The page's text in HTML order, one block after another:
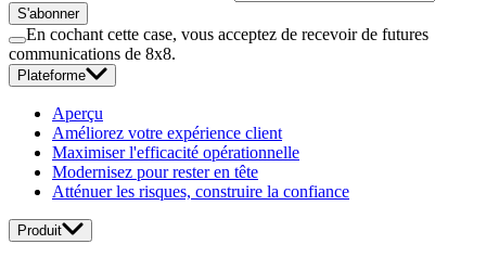
S'abonner
En cochant cette case, vous acceptez de recevoir de futures
communications de 8x8.
Plateforme
Aperçu
Améliorez votre expérience client
Maximiser l'efficacité opérationnelle
Modernisez pour rester en tête
Atténuer les risques, construire la confiance
Produit